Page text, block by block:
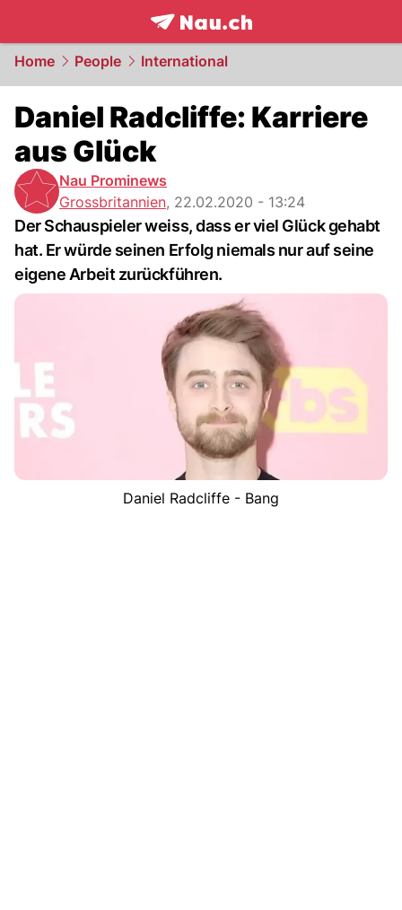
frontpage.NAU.ch
Home People International
Daniel Radcliffe: Karriere
aus Glück
Nau Prominews
Grossbritannien, 22.02.2020 - 13:24
Der Schauspieler weiss, dass er viel Glück gehabt
hat. Er würde seinen Erfolg niemals nur auf seine
eigene Arbeit zurückführen.
Daniel Radcliffe - Bang